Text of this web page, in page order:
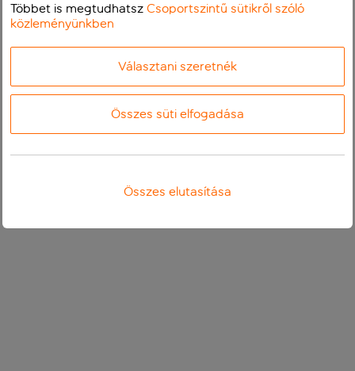
Többet is megtudhatszCsoportszintű sütikről szóló
közleményünkben
Választani szeretnék
Összes süti elfogadása
Összes elutasítása